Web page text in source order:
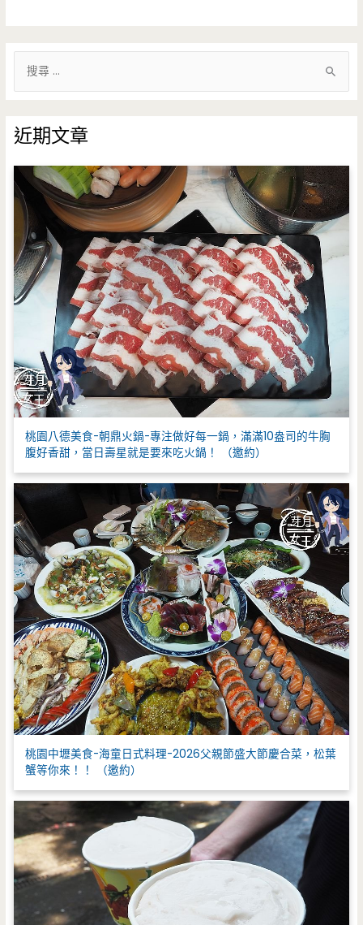
鍵
字
:
近期文章
桃園八德美食-朝鼎火鍋-專注做好每一鍋，滿滿10盎司的牛胸
腹好香甜，當日壽星就是要來吃火鍋！ （邀約）
桃園中壢美食-海童日式料理-2026父親節盛大節慶合菜，松葉
蟹等你來！！ （邀約）